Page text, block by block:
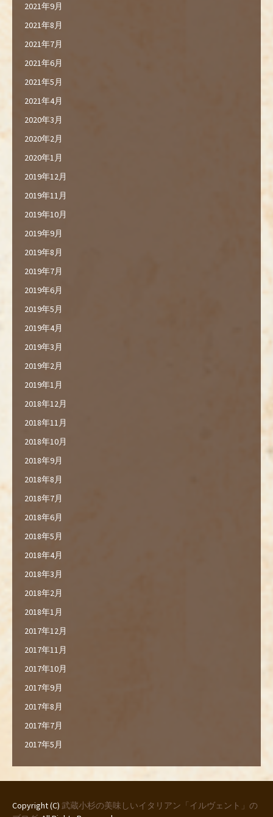
2021年9月
2021年8月
2021年7月
2021年6月
2021年5月
2021年4月
2020年3月
2020年2月
2020年1月
2019年12月
2019年11月
2019年10月
2019年9月
2019年8月
2019年7月
2019年6月
2019年5月
2019年4月
2019年3月
2019年2月
2019年1月
2018年12月
2018年11月
2018年10月
2018年9月
2018年8月
2018年7月
2018年6月
2018年5月
2018年4月
2018年3月
2018年2月
2018年1月
2017年12月
2017年11月
2017年10月
2017年9月
2017年8月
2017年7月
2017年5月
Copyright (C) 武蔵小杉の美味しいイタリアン「イルヴェント」の